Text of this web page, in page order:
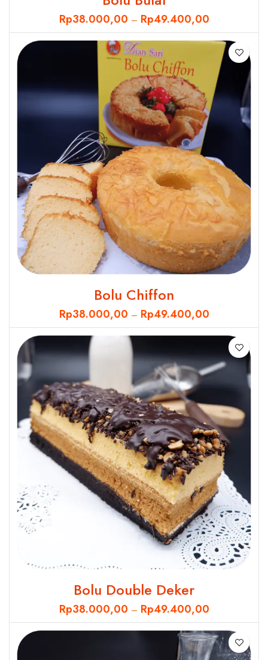
Rp38.000,00 – Rp49.400,00
Bolu Chiffon
Rp38.000,00 – Rp49.400,00
Bolu Double Deker
Rp38.000,00 – Rp49.400,00